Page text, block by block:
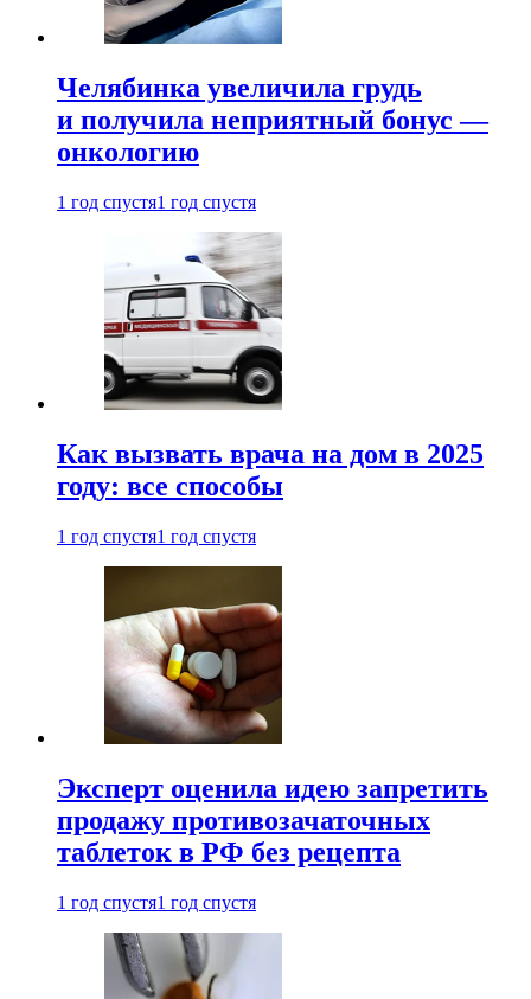
Челябинка увеличила грудь
и получила неприятный бонус —
онкологию
1 год спустя1 год спустя
Как вызвать врача на дом в 2025
году: все способы
1 год спустя1 год спустя
Эксперт оценила идею запретить
продажу противозачаточных
таблеток в РФ без рецепта
1 год спустя1 год спустя